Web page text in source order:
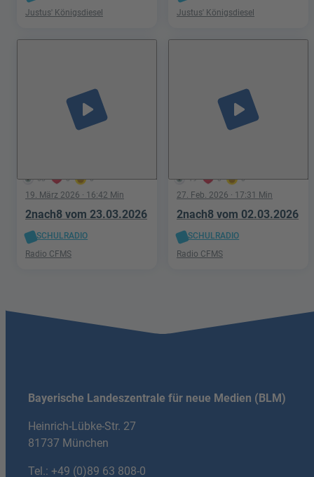
Justus' Königsdiesel
Justus' Königsdiesel
58 0 0
play_arrow
19. März 2026 · 16:42 Min
2nach8 vom 23.03.2026
SCHULRADIO
Radio CFMS
19 0 0
play_arrow
27. Feb. 2026 · 17:31 Min
2nach8 vom 02.03.2026
SCHULRADIO
Radio CFMS
Bayerische Landeszentrale für neue Medien (BLM)
Heinrich-Lübke-Str. 27
81737 München
Tel.: +49 (0)89 63 808-0